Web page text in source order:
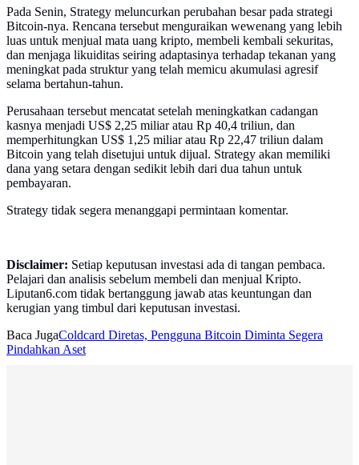
Pada Senin, Strategy meluncurkan perubahan besar pada strategi
Bitcoin-nya. Rencana tersebut menguraikan wewenang yang lebih
luas untuk menjual mata uang kripto, membeli kembali sekuritas,
dan menjaga likuiditas seiring adaptasinya terhadap tekanan yang
meningkat pada struktur yang telah memicu akumulasi agresif
selama bertahun-tahun.
Perusahaan tersebut mencatat setelah meningkatkan cadangan
kasnya menjadi US$ 2,25 miliar atau Rp 40,4 triliun, dan
memperhitungkan US$ 1,25 miliar atau Rp 22,47 triliun dalam
Bitcoin yang telah disetujui untuk dijual. Strategy akan memiliki
dana yang setara dengan sedikit lebih dari dua tahun untuk
pembayaran.
Strategy tidak segera menanggapi permintaan komentar.
Disclaimer: Setiap keputusan investasi ada di tangan pembaca.
Pelajari dan analisis sebelum membeli dan menjual Kripto.
Liputan6.com tidak bertanggung jawab atas keuntungan dan
kerugian yang timbul dari keputusan investasi.
Baca JugaColdcard Diretas, Pengguna Bitcoin Diminta Segera
Pindahkan Aset